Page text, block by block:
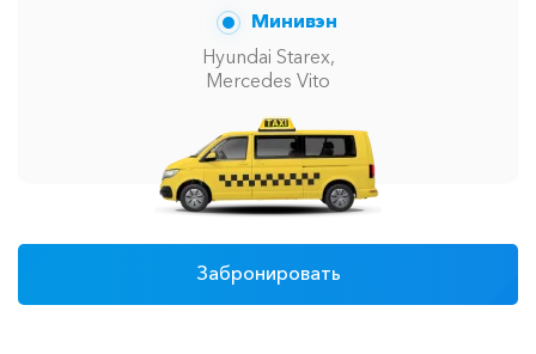
Минивэн
Hyundai Starex,
Mercedes Vito
Забронировать